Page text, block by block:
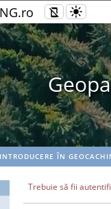
INTRODUCERE ÎN
Trebuie să fii